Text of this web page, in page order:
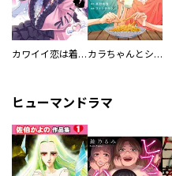
カワイイ恋は着飾らない カラちゃんとシトーさんと、 【分冊版】
ヒューマンドラマ